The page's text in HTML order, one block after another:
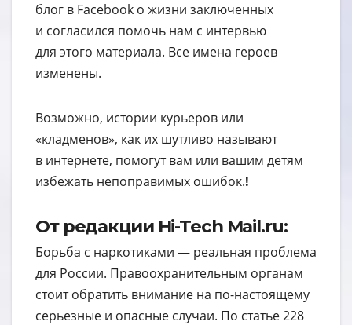
блог в Facebook о жизни заключенных
и согласился помочь нам с интервью
для этого материала. Все имена героев
изменены.
Возможно, истории курьеров или
«кладменов», как их шутливо называют
в интернете, помогут вам или вашим детям
избежать непоправимых ошибок.!
От редакции Hi-Tech Mail.ru:
Борьба с наркотиками — реальная проблема
для России. Правоохранительным органам
стоит обратить внимание на по-настоящему
серьезные и опасные случаи. По статье 228